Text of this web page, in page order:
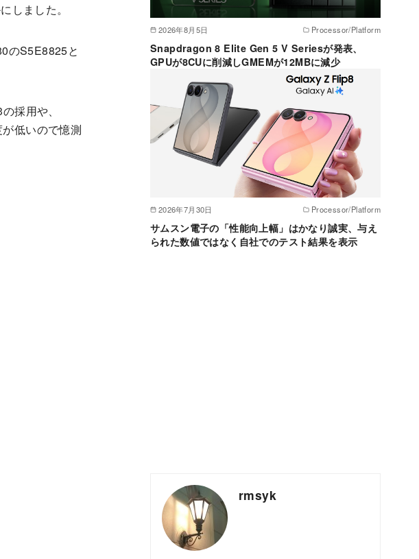
しました。
のS5E8825と
採用や、
低いので憶測
2026年8月5日 Processor/Platform
Snapdragon 8 Elite Gen 5 V Seriesが発表、
GPUが8CUに削減しGMEMが12MBに減少
2026年7月30日 Processor/Platform
サムスン電子の「性能向上幅」はかなり誠実、与え
られた数値ではなく自社でのテスト結果を表示
rmsyk